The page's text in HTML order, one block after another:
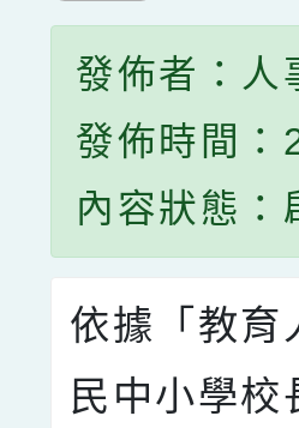
發佈者：人
發佈時間
內容狀態：
依據「教育
民中小學校